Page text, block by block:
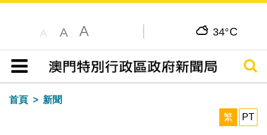
A A A 34°C
目錄
搜尋
首頁
新聞
繁
PT